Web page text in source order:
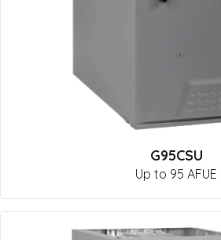
G95CSU
Up to 95 AFUE